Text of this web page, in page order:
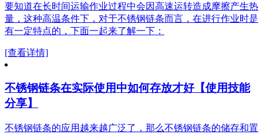
要知道在长时间运输作业过程中会因高速运转造成摩擦产生热
量，这种高温条件下，对于不锈钢链条而言，在进行作业时是
有一定特点的，下面一起来了解一下：
[查看详情]
不锈钢链条在实际使用中如何存放才好【使用技能
分享】
不锈钢链条的应用越来越广泛了，那么不锈钢链条的储存和置